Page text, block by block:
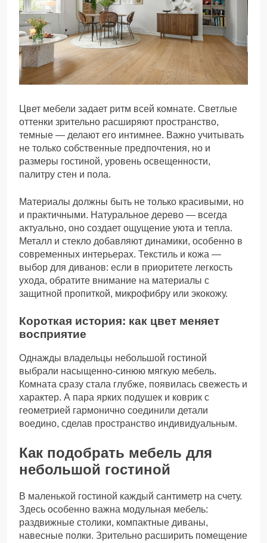
Цвет мебели задает ритм всей комнате. Светлые
оттенки зрительно расширяют пространство,
темные — делают его интимнее. Важно учитывать
не только собственные предпочтения, но и
размеры гостиной, уровень освещенности,
палитру стен и пола.
Материалы должны быть не только красивыми, но
и практичными. Натуральное дерево — всегда
актуально, оно создает ощущение уюта и тепла.
Металл и стекло добавляют динамики, особенно в
современных интерьерах. Текстиль и кожа —
выбор для диванов: если в приоритете легкость
ухода, обратите внимание на материалы с
защитной пропиткой, микрофибру или экокожу.
Короткая история: как цвет меняет
восприятие
Однажды владельцы небольшой гостиной
выбрали насыщенно-синюю мягкую мебель.
Комната сразу стала глубже, появилась свежесть и
характер. А пара ярких подушек и коврик с
геометрией гармонично соединили детали
воедино, сделав пространство индивидуальным.
Как подобрать мебель для
небольшой гостиной
В маленькой гостиной каждый сантиметр на счету.
Здесь особенно важна модульная мебель:
раздвижные столики, компактные диваны,
навесные полки. Зрительно расширить помещение